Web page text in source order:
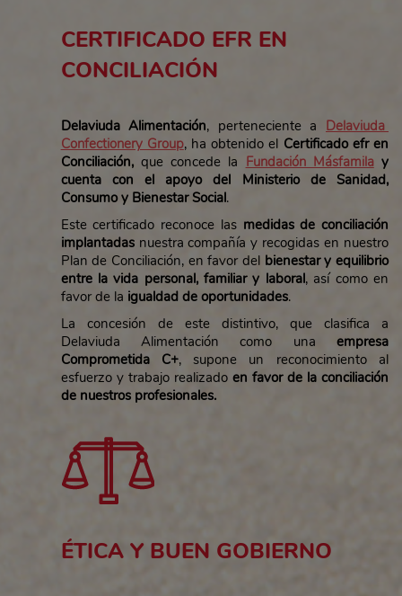
CERTIFICADO EFR EN
CONCILIACIÓN
Delaviuda Alimentación, perteneciente a Delaviuda
Confectionery Group, ha obtenido el Certificado efr en
Conciliación,que concede la Fundación Másfamilay
cuenta con el apoyo del Ministerio de Sanidad,
Consumo y Bienestar Social.
Este certificado reconoce las medidas de conciliación
implantadasnuestra compañía y recogidas en nuestro
Plan de Conciliación, en favor del bienestar y equilibrio
entre la vida personal, familiar y laboral, así como en
favor de la igualdad de oportunidades.
La concesión de este distintivo, que clasifica a
Delaviuda Alimentación como una empresa
Comprometida C+, supone un reconocimiento al
esfuerzo y trabajo realizado en favor de la conciliación
de nuestros profesionales.
ÉTICA Y BUEN GOBIERNO